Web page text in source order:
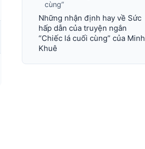
cùng”
Những nhận định hay về Sức
hấp dẫn của truyện ngắn
“Chiếc lá cuối cùng” của Minh
Khuê